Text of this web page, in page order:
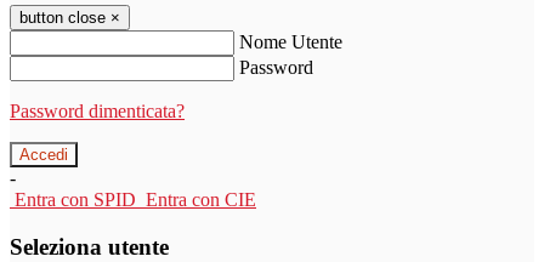
button close ×
Nome Utente
Password
Password dimenticata?
-
Entra con SPID Entra con CIE
Seleziona utente